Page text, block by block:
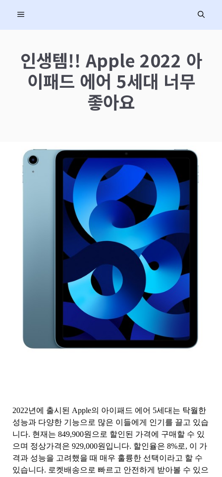
MENU
인생템!! Apple 2022 아
이패드 에어 5세대 너무
좋아요
2022년에 출시된 Apple의 아이패드 에어 5세대는 탁월한
성능과 다양한 기능으로 많은 이들에게 인기를 끌고 있습
니다. 현재는 849,900원으로 할인된 가격에 구매할 수 있
으며 정상가격은 929,000원입니다. 할인율은 8%로, 이 가
격과 성능을 고려했을 때 매우 훌륭한 선택이라고 할 수
있습니다. 로켓배송으로 빠르고 안전하게 받아볼 수 있으